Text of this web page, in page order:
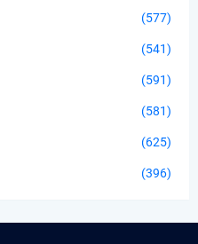
(577)
(541)
(591)
(581)
(625)
(396)